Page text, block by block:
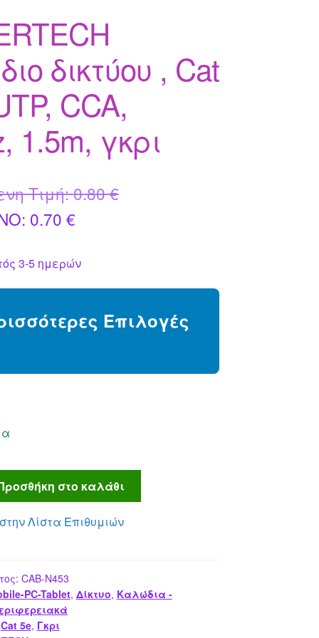
δικτύου , Cat
CCA,
1.5m, γκρι
Τιμή:0.80€Original
0.70 €Η
τιμή
είναι:
0.70 €.
3-5 ημερών
Επιλογές
στο καλάθι
Λίστα Επιθυμιών
CAB-N453
PC-Tablet, Δίκτυο, Καλώδια -
Cat 5e, Γκρι